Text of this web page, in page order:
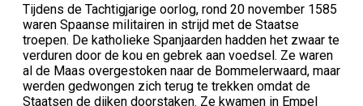
Tijdens de Tachtigjarige oorlog, rond 20 november 1585
waren Spaanse militairen in strijd met de Staatse
troepen. De katholieke Spanjaarden hadden het zwaar te
verduren door de kou en gebrek aan voedsel. Ze waren
al de Maas overgestoken naar de Bommelerwaard, maar
werden gedwongen zich terug te trekken omdat de
Staatsen de dijken doorstaken. Ze kwamen in Empel